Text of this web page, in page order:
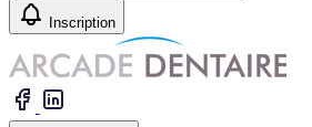
Inscription